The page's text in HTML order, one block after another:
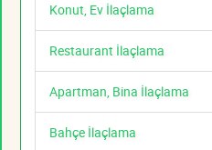
Konut, Ev İlaçlama
Restaurant İlaçlama
Apartman, Bina İlaçlama
Bahçe İlaçlama